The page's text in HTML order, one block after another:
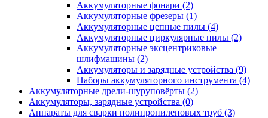
Аккумуляторные фонари (2)
Аккумуляторные фрезеры (1)
Аккумуляторные цепные пилы (4)
Аккумуляторные циркулярные пилы (2)
Аккумуляторные эксцентриковые
шлифмашины (2)
Аккумуляторы и зарядные устройства (9)
Наборы аккумуляторного инструмента (4)
Аккумуляторные дрели-шуруповёрты (2)
Аккумуляторы, зарядные устройства (0)
Аппараты для сварки полипропиленовых труб (3)